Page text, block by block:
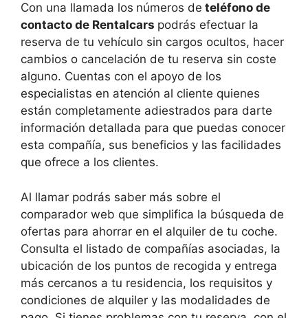
Con una llamada los números de teléfono de
contacto de Rentalcars podrás efectuar la
reserva de tu vehículo sin cargos ocultos, hacer
cambios o cancelación de tu reserva sin coste
alguno. Cuentas con el apoyo de los
especialistas en atención al cliente quienes
están completamente adiestrados para darte
información detallada para que puedas conocer
esta compañía, sus beneficios y las facilidades
que ofrece a los clientes.
Al llamar podrás saber más sobre el
comparador web que simplifica la búsqueda de
ofertas para ahorrar en el alquiler de tu coche.
Consulta el listado de compañías asociadas, la
ubicación de los puntos de recogida y entrega
más cercanos a tu residencia, los requisitos y
condiciones de alquiler y las modalidades de